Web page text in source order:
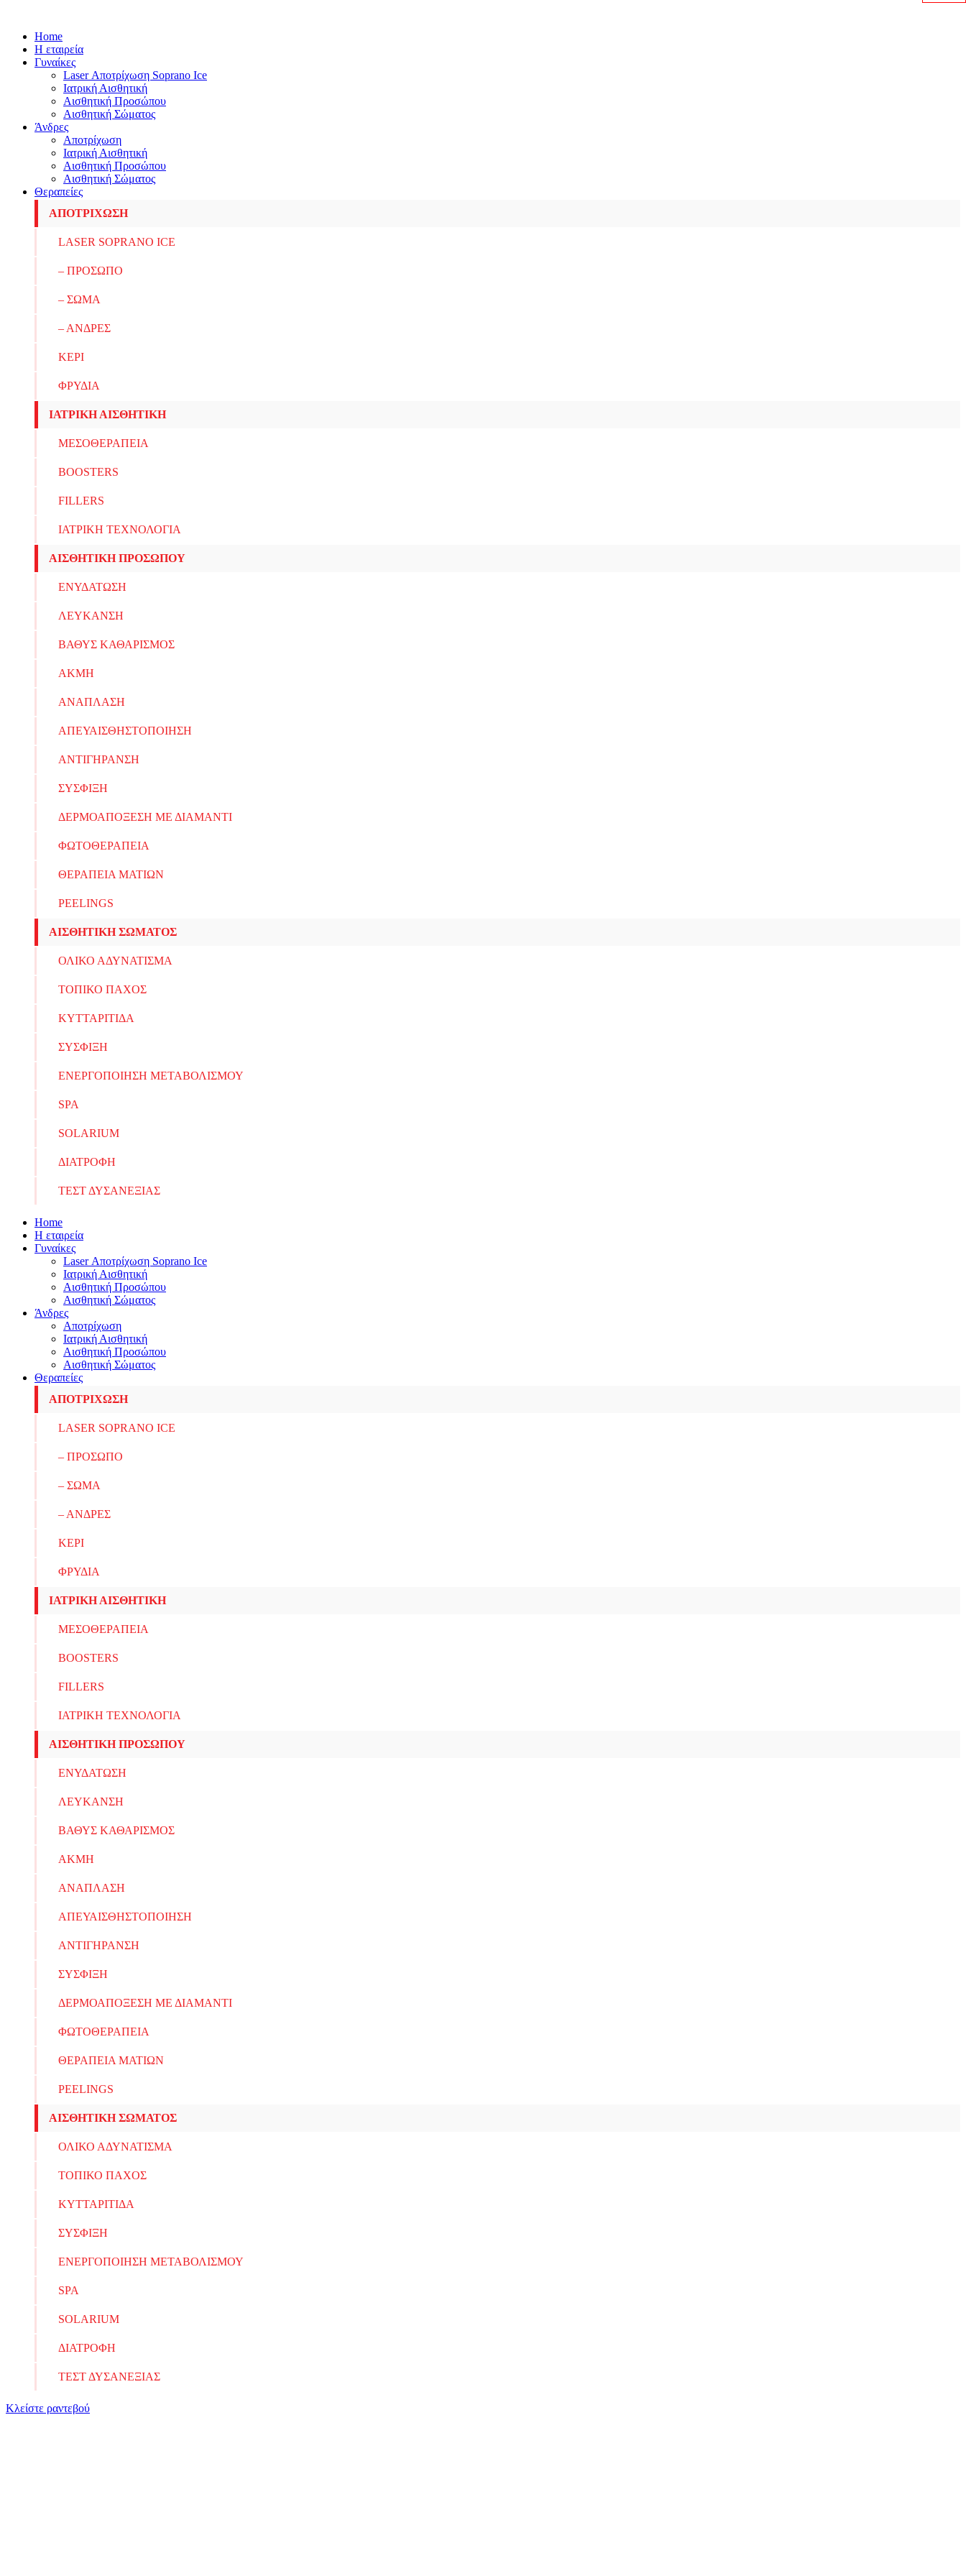
Home
Η εταιρεία
Γυναίκες
Laser Αποτρίχωση Soprano Ice
Ιατρική Αισθητική
Αισθητική Προσώπου
Αισθητική Σώματος
Άνδρες
Αποτρίχωση
Ιατρική Αισθητική
Αισθητική Προσώπου
Αισθητική Σώματος
Θεραπείες
ΑΠΟΤΡΙΧΩΣΗ
LASER SOPRANO ICE
– ΠΡΟΣΩΠΟ
– ΣΩΜΑ
– ΑΝΔΡΕΣ
ΚΕΡΙ
ΦΡΥΔΙΑ
ΙΑΤΡΙΚΗ ΑΙΣΘΗΤΙΚΗ
ΜΕΣΟΘΕΡΑΠΕΙΑ
BOOSTERS
FILLERS
ΙΑΤΡΙΚΗ ΤΕΧΝΟΛΟΓΙΑ
ΑΙΣΘΗΤΙΚΗ ΠΡΟΣΩΠΟΥ
ΕΝΥΔΑΤΩΣΗ
ΛΕΥΚΑΝΣΗ
ΒΑΘΥΣ ΚΑΘΑΡΙΣΜΟΣ
ΑΚΜΗ
ΑΝΑΠΛΑΣΗ
ΑΠΕΥΑΙΣΘΗΣΤΟΠΟΙΗΣΗ
ΑΝΤΙΓΗΡΑΝΣΗ
ΣΥΣΦΙΞΗ
ΔΕΡΜΟΑΠΟΞΕΣΗ ΜΕ ΔΙΑΜΑΝΤΙ
ΦΩΤΟΘΕΡΑΠΕΙΑ
ΘΕΡΑΠΕΙΑ ΜΑΤΙΩΝ
PEELINGS
ΑΙΣΘΗΤΙΚΗ ΣΩΜΑΤΟΣ
ΟΛΙΚΟ ΑΔΥΝΑΤΙΣΜΑ
ΤΟΠΙΚΟ ΠΑΧΟΣ
ΚΥΤΤΑΡΙΤΙΔΑ
ΣΥΣΦΙΞΗ
ΕΝΕΡΓΟΠΟΙΗΣΗ ΜΕΤΑΒΟΛΙΣΜΟΥ
SPA
SOLARIUM
ΔΙΑΤΡΟΦΗ
ΤΕΣΤ ΔΥΣΑΝΕΞΙΑΣ
Home
Η εταιρεία
Γυναίκες
Laser Αποτρίχωση Soprano Ice
Ιατρική Αισθητική
Αισθητική Προσώπου
Αισθητική Σώματος
Άνδρες
Αποτρίχωση
Ιατρική Αισθητική
Αισθητική Προσώπου
Αισθητική Σώματος
Θεραπείες
ΑΠΟΤΡΙΧΩΣΗ
LASER SOPRANO ICE
– ΠΡΟΣΩΠΟ
– ΣΩΜΑ
– ΑΝΔΡΕΣ
ΚΕΡΙ
ΦΡΥΔΙΑ
ΙΑΤΡΙΚΗ ΑΙΣΘΗΤΙΚΗ
ΜΕΣΟΘΕΡΑΠΕΙΑ
BOOSTERS
FILLERS
ΙΑΤΡΙΚΗ ΤΕΧΝΟΛΟΓΙΑ
ΑΙΣΘΗΤΙΚΗ ΠΡΟΣΩΠΟΥ
ΕΝΥΔΑΤΩΣΗ
ΛΕΥΚΑΝΣΗ
ΒΑΘΥΣ ΚΑΘΑΡΙΣΜΟΣ
ΑΚΜΗ
ΑΝΑΠΛΑΣΗ
ΑΠΕΥΑΙΣΘΗΣΤΟΠΟΙΗΣΗ
ΑΝΤΙΓΗΡΑΝΣΗ
ΣΥΣΦΙΞΗ
ΔΕΡΜΟΑΠΟΞΕΣΗ ΜΕ ΔΙΑΜΑΝΤΙ
ΦΩΤΟΘΕΡΑΠΕΙΑ
ΘΕΡΑΠΕΙΑ ΜΑΤΙΩΝ
PEELINGS
ΑΙΣΘΗΤΙΚΗ ΣΩΜΑΤΟΣ
ΟΛΙΚΟ ΑΔΥΝΑΤΙΣΜΑ
ΤΟΠΙΚΟ ΠΑΧΟΣ
ΚΥΤΤΑΡΙΤΙΔΑ
ΣΥΣΦΙΞΗ
ΕΝΕΡΓΟΠΟΙΗΣΗ ΜΕΤΑΒΟΛΙΣΜΟΥ
SPA
SOLARIUM
ΔΙΑΤΡΟΦΗ
ΤΕΣΤ ΔΥΣΑΝΕΞΙΑΣ
Κλείστε ραντεβού